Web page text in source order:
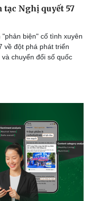
Nghị quyết 57
biện" cố tình xuyên
về đột phá phát triển
chuyển đổi số quốc